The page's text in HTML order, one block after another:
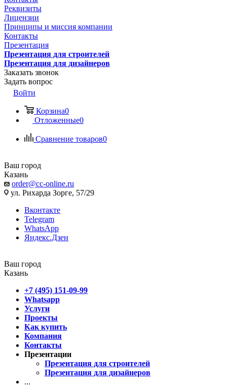
Реквизиты
Лицензии
Принципы и миссия компании
Контакты
Презентация
Презентация для строителей
Презентация для дизайнеров
Заказать звонок
Задать вопрос
Войти
Корзина0
Отложенные0
Сравнение товаров0
Ваш город
Казань
order@cc-online.ru
ул. Рихарда Зорге, 57/29
Вконтакте
Telegram
WhatsApp
Яндекс.Дзен
Ваш город
Казань
+7 (495) 151-09-99
Whatsapp
Услуги
Проекты
Как купить
Компания
Контакты
Презентации
Презентация для строителей
Презентация для дизайнеров
...